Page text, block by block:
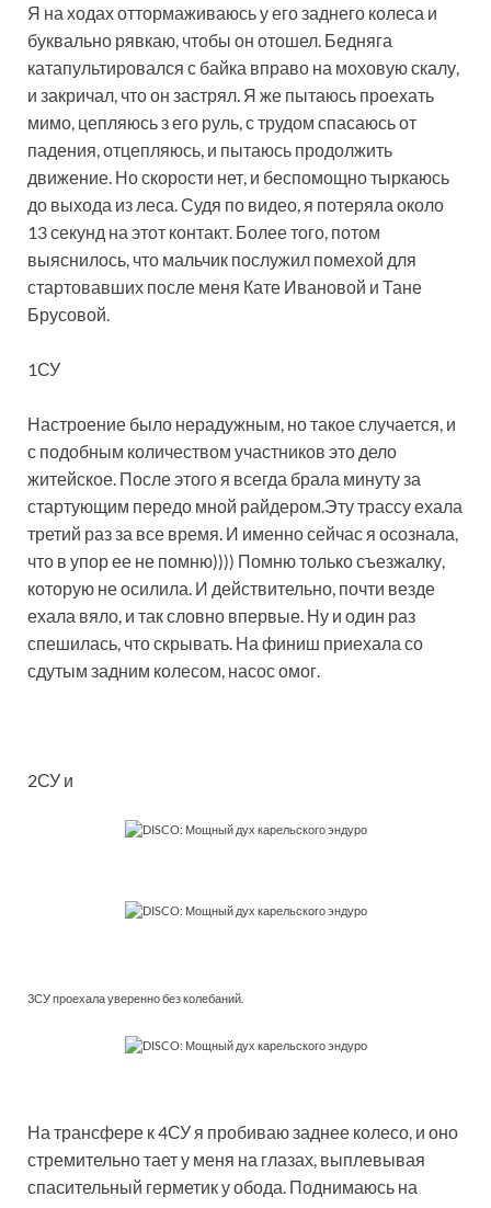
Я на ходах оттормаживаюсь у его заднего колеса и
буквально рявкаю, чтобы он отошел. Бедняга
катапультировался с байка вправо на моховую скалу,
и закричал, что он застрял. Я же пытаюсь проехать
мимо, цепляюсь з его руль, с трудом спасаюсь от
падения, отцепляюсь, и пытаюсь продолжить
движение. Но скорости нет, и беспомощно тыркаюсь
до выхода из леса. Судя по видео, я потеряла около
13 секунд на этот контакт. Более того, потом
выяснилось, что мальчик послужил помехой для
стартовавших после меня Кате Ивановой и Тане
Брусовой.
1СУ
Настроение было нерадужным, но такое случается, и
с подобным количеством участников это дело
житейское. После этого я всегда брала минуту за
стартующим передо мной райдером.Эту трассу ехала
третий раз за все время. И именно сейчас я осознала,
что в упор ее не помню)))) Помню только съезжалку,
которую не осилила. И действительно, почти везде
ехала вяло, и так словно впервые. Ну и один раз
спешилась, что скрывать. На финиш приехала со
сдутым задним колесом, насос омог.
2СУ и
3СУ проехала уверенно без колебаний.
На трансфере к 4СУ я пробиваю заднее колесо, и оно
стремительно тает у меня на глазах, выплевывая
спасительный герметик у обода. Поднимаюсь на